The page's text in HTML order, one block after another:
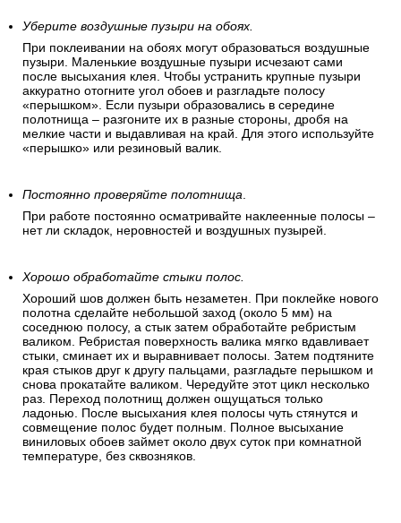
Уберите воздушные пузыри на обоях.
При поклеивании на обоях могут образоваться воздушные
пузыри. Маленькие воздушные пузыри исчезают сами
после высыхания клея. Чтобы устранить крупные пузыри
аккуратно отогните угол обоев и разгладьте полосу
«перышком». Если пузыри образовались в середине
полотнища – разгоните их в разные стороны, дробя на
мелкие части и выдавливая на край. Для этого используйте
«перышко» или резиновый валик.
Постоянно проверяйте полотнища.
При работе постоянно осматривайте наклеенные полосы –
нет ли складок, неровностей и воздушных пузырей.
Хорошо обработайте стыки полос.
Хороший шов должен быть незаметен. При поклейке нового
полотна сделайте небольшой заход (около 5 мм) на
соседнюю полосу, а стык затем обработайте ребристым
валиком. Ребристая поверхность валика мягко вдавливает
стыки, сминает их и выравнивает полосы. Затем подтяните
края стыков друг к другу пальцами, разгладьте перышком и
снова прокатайте валиком. Чередуйте этот цикл несколько
раз. Переход полотнищ должен ощущаться только
ладонью. После высыхания клея полосы чуть стянутся и
совмещение полос будет полным. Полное высыхание
виниловых обоев займет около двух суток при комнатной
температуре, без сквозняков.